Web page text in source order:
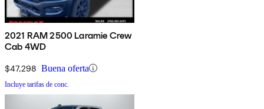
2021 RAM 2500 Laramie Crew
Cab 4WD
$47,298 Buena oferta
Incluye tarifas de conc.